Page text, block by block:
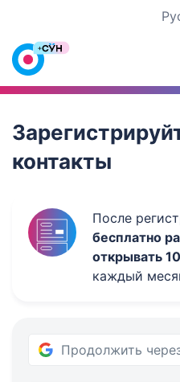
Work.ua
контакты
После
бесплатно
открывать
каждый
Продолжить